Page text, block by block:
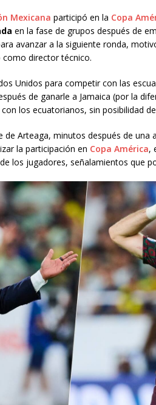
Mexicana participó en la Copa
en la fase de grupos después de
avanzar a la siguiente ronda,
director técnico.
Unidos para competir con las
de ganarle a Jamaica (por la
los ecuatorianos, sin posibilidad
de Arteaga, minutos después de una
la participación en Copa América,
los jugadores, señalamientos que